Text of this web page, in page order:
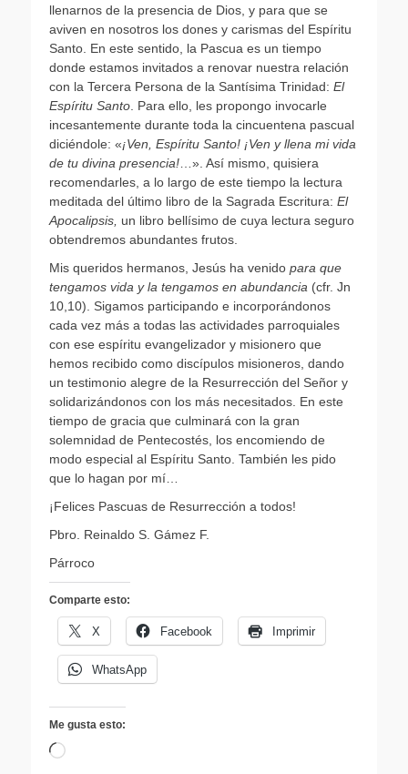
llenarnos de la presencia de Dios, y para que se
aviven en nosotros los dones y carismas del Espíritu
Santo. En este sentido, la Pascua es un tiempo
donde estamos invitados a renovar nuestra relación
con la Tercera Persona de la Santísima Trinidad: El
Espíritu Santo . Para ello, les propongo invocarle
incesantemente durante toda la cincuentena pascual
diciéndole: «¡Ven, Espíritu Santo! ¡Ven y llena mi vida
de tu divina presencia! …». Así mismo, quisiera
recomendarles, a lo largo de este tiempo la lectura
meditada del último libro de la Sagrada Escritura: El
Apocalipsis, un libro bellísimo de cuya lectura seguro
obtendremos abundantes frutos.
Mis queridos hermanos, Jesús ha venido para que
tengamos vida y la tengamos en abundancia (cfr. Jn
10,10). Sigamos participando e incorporándonos
cada vez más a todas las actividades parroquiales
con ese espíritu evangelizador y misionero que
hemos recibido como discípulos misioneros, dando
un testimonio alegre de la Resurrección del Señor y
solidarizándonos con los más necesitados. En este
tiempo de gracia que culminará con la gran
solemnidad de Pentecostés, los encomiendo de
modo especial al Espíritu Santo. También les pido
que lo hagan por mí…
¡Felices Pascuas de Resurrección a todos!
Pbro. Reinaldo S. Gámez F.
Párroco
Comparte esto:
X Facebook Imprimir
WhatsApp
Me gusta esto:
Cargando...